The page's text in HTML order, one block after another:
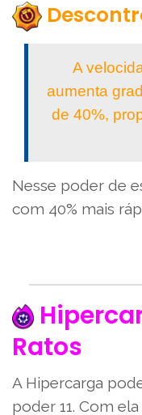
A
aumenta
de 40%,
Nesse poder de
com 40% mais
Ratos
A Hipercarga
poder 11. Com